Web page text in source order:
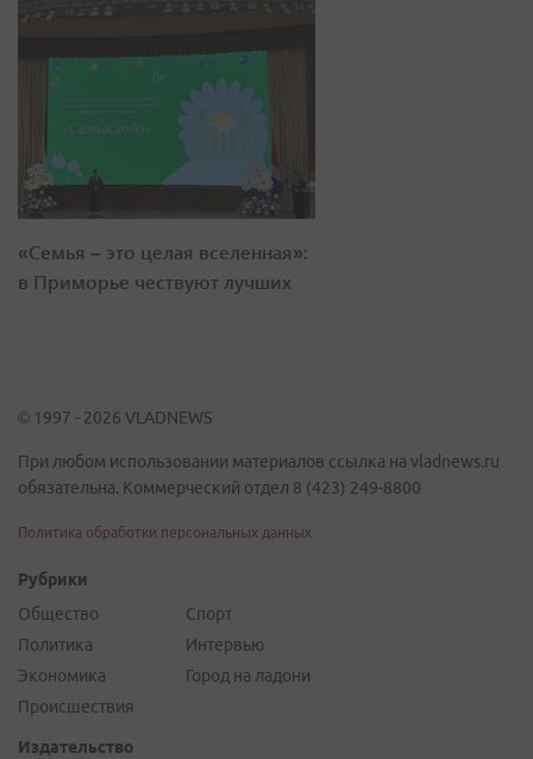
«Семья – это целая вселенная»:
в Приморье чествуют лучших
© 1997 - 2026 VLADNEWS
При любом использовании материалов ссылка на vladnews.ru
обязательна. Коммерческий отдел 8 (423) 249-8800
Политика обработки персональных данных
Рубрики
Общество
Политика
Экономика
Происшествия
Спорт
Интервью
Город на ладони
Издательство